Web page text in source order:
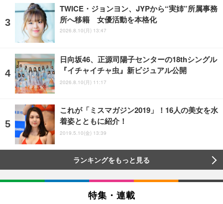
TWICE・ジョンヨン、JYPから“実姉”所属事務
所へ移籍 女優活動を本格化
2026.8.10(月) 13:47
日向坂46、正源司陽子センターの18thシングル
『イチャイチャ虫』新ビジュアル公開
2026.8.10(月) 11:17
これが「ミスマガジン2019」！16人の美女を水
着姿とともに紹介！
2019.5.10(金) 13:39
ランキングをもっと見る
特集・連載